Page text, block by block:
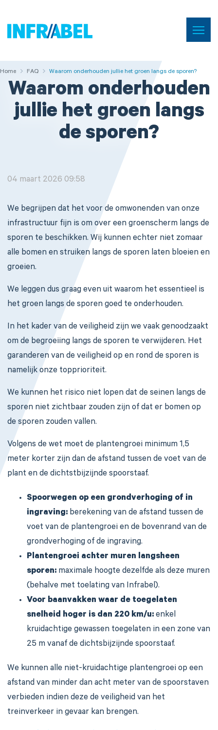
Home Menu
Home FAQ
Home FAQ Waarom onderhouden jullie het groen langs de sporen?
Waarom onderhouden
jullie het groen langs
de sporen?
04 maart 2026 09:58
We begrijpen dat het voor de omwonenden van onze
infrastructuur fijn is om over een groenscherm langs de
sporen te beschikken. Wij kunnen echter niet zomaar
alle bomen en struiken langs de sporen laten bloeien en
groeien.
We leggen dus graag even uit waarom het essentieel is
het groen langs de sporen goed te onderhouden.
In het kader van de veiligheid zijn we vaak genoodzaakt
om de begroeiing langs de sporen te verwijderen. Het
garanderen van de veiligheid op en rond de sporen is
namelijk onze topprioriteit.
We kunnen het risico niet lopen dat de seinen langs de
sporen niet zichtbaar zouden zijn of dat er bomen op
de sporen zouden vallen.
Volgens de wet moet de plantengroei minimum 1,5
meter korter zijn dan de afstand tussen de voet van de
plant en de dichtstbijzijnde spoorstaaf.
Spoorwegen op een grondverhoging of in
ingraving: berekening van de afstand tussen de
voet van de plantengroei en de bovenrand van de
grondverhoging of de ingraving.
Plantengroei achter muren langsheen
sporen: maximale hoogte dezelfde als deze muren
(behalve met toelating van Infrabel).
Voor baanvakken waar de toegelaten
snelheid hoger is dan 220 km/u: enkel
kruidachtige gewassen toegelaten in een zone van
25 m vanaf de dichtsbijzijnde spoorstaaf.
We kunnen alle niet-kruidachtige plantengroei op een
afstand van minder dan acht meter van de spoorstaven
verbieden indien deze de veiligheid van het
treinverkeer in gevaar kan brengen.